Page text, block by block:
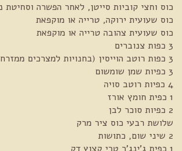
כוס וחצי קוביות סייטן, לאחר הפשרה וסחיטת
כוס שעועית ירוקה, טרייה או מוקפאת
כוס שעועית צהובה טרייה או מוקפאת
3 כפות צנוברים
3 כפות רוטב הוייסין (בחנויות למצרכים ממזרח אסיה)
3 כפיות שמן שומשום
4 כפיות רוטב סויה
1 כפית חומץ אורז
2 כפיות סוכר לבן
שלושת רבעי כוס ציר מרק
2 שיני שום, כתושות